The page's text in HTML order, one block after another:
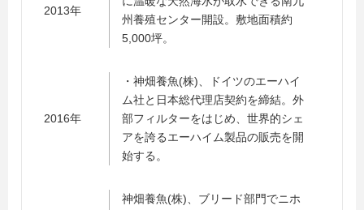
2013年
州養殖センター開設。敷地面積約
5,000坪。
2016年
・神畑養魚(株)、ドイツのエーハイ
ム社と日本総代理店契約を締結。外
部フィルターをはじめ、世界的シェ
アを誇るエーハイム製品の販売を開
始する。
神畑養魚(株)、ブリード部門でニホ